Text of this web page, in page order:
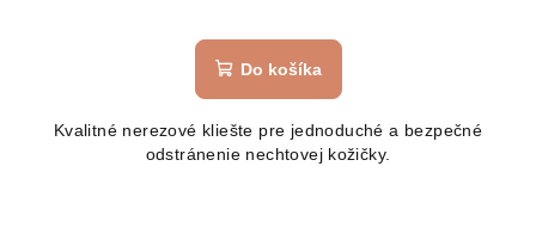
Do košíka
Kvalitné nerezové kliešte pre jednoduché a bezpečné
odstránenie nechtovej kožičky.